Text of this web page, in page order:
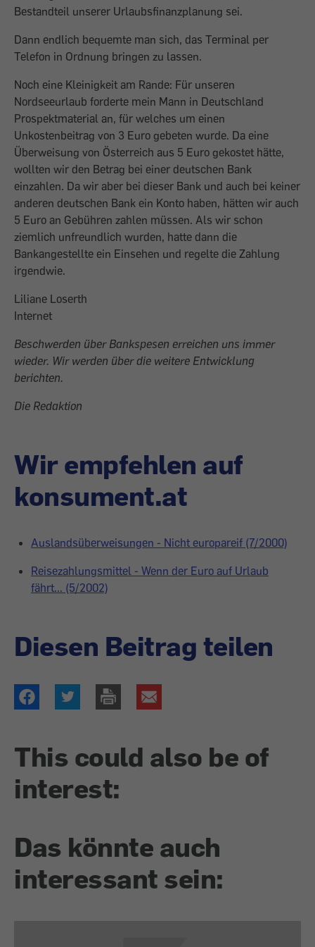
Bestandteil unserer Urlaubsfinanzplanung sei.
Dann endlich bequemte man sich, das Terminal per
Telefon in Ordnung bringen zu lassen.
Noch eine Kleinigkeit am Rande: Für unseren
Nordseeurlaub forderte mein Mann in Deutschland
Prospektmaterial an, für welches um einen
Unkostenbeitrag von 3 Euro gebeten wurde. Da eine
Überweisung von Österreich aus 5 Euro gekostet hätte,
wollten wir den Betrag bei einer deutschen Bank
einzahlen. Da wir aber bei dieser Bank und auch bei keiner
anderen deutschen Bank ein Konto haben, hätten wir auch
5 Euro an Gebühren zahlen müssen. Als wir schon
ziemlich unfreundlich wurden, hatte dann die
Bankangestellte ein Einsehen und regelte die Zahlung
irgendwie.
Liliane Loserth
Internet
Beschwerden über Bankspesen erreichen uns immer
wieder. Wir werden über die weitere Entwicklung
berichten.
Die Redaktion
Wir empfehlen auf
konsument.at
Auslandsüberweisungen - Nicht europareif (7/2000)
Reisezahlungsmittel - Wenn der Euro auf Urlaub
fährt... (5/2002)
Diesen Beitrag teilen
This could also be of
interest:
Das könnte auch
interessant sein: